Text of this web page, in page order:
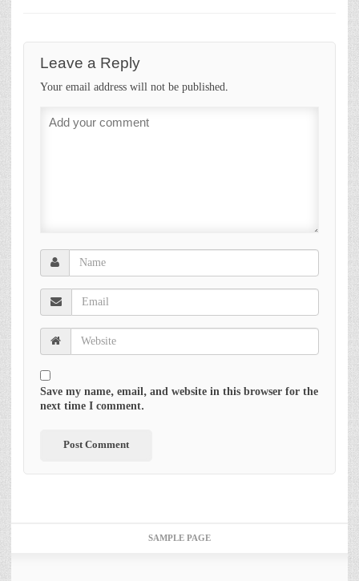
Leave a Reply
Your email address will not be published.
Save my name, email, and website in this browser for the
next time I comment.
SAMPLE PAGE